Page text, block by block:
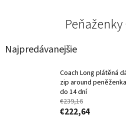
Najpredávanejšie
Coach Long plátěná
zip around
do 14 dní
€239,16
€222,64